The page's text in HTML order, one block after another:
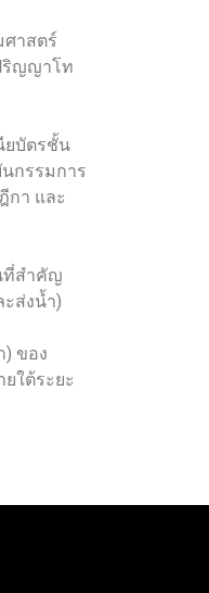
าสตร์
ริญญาโท
ยบัตรชั้น
กรรมการ
กา และ
ที่สำคัญ
ส่งน้ำ)
ของ
ใต้ระยะ